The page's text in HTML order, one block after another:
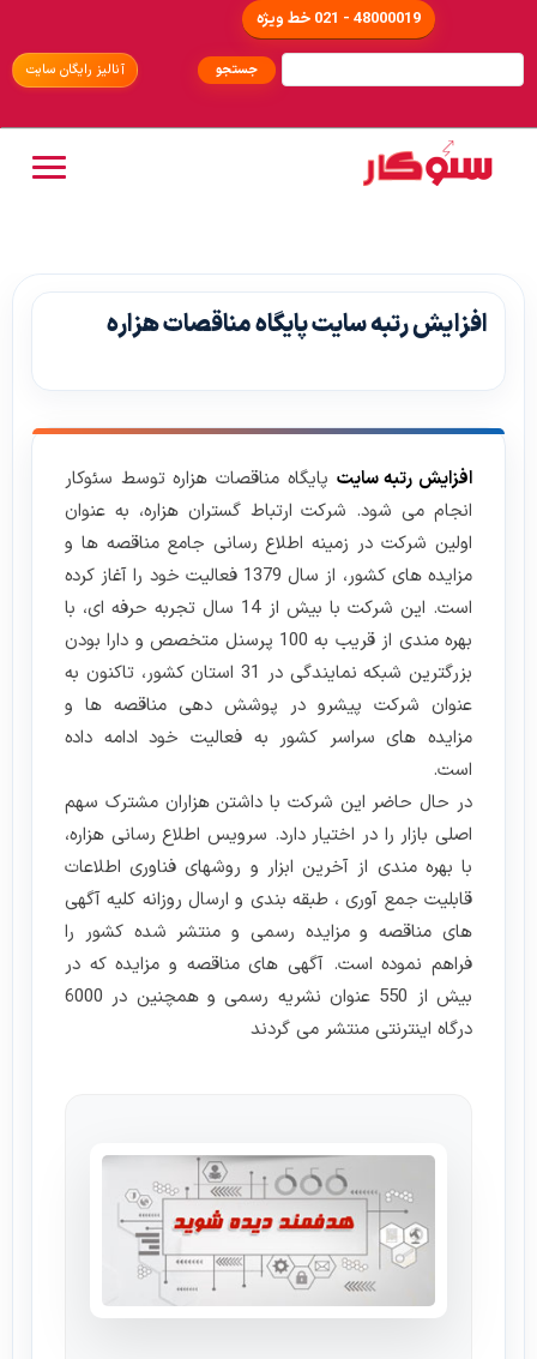
48000019 - 021 خط ویژه
آنالیز رایگان سایت
افزایش رتبه سایت پایگاه مناقصات هزاره
افزایش رتبه سایت پایگاه مناقصات هزاره توسط سئوکار
انجام می شود. شرکت ارتباط گستران هزاره، به عنوان
اولین شرکت در زمینه اطلاع رسانی جامع مناقصه ها و
مزایده های کشور، از سال 1379 فعالیت خود را آغاز کرده
است. این شرکت با بیش از 14 سال تجربه حرفه ای، با
بهره مندی از قریب به 100 پرسنل متخصص و دارا بودن
بزرگترین شبکه نمایندگی در 31 استان کشور، تاکنون به
عنوان شرکت پیشرو در پوشش دهی مناقصه ها و
مزایده های سراسر کشور به فعالیت خود ادامه داده
است.
در حال حاضر این شرکت با داشتن هزاران مشترک سهم
اصلی بازار را در اختیار دارد. سرویس اطلاع رسانی هزاره،
با بهره مندی از آخرین ابزار و روشهای فناوری اطلاعات
قابلیت جمع آوری ، طبقه بندی و ارسال روزانه کلیه آگهی
های مناقصه و مزایده رسمی و منتشر شده کشور را
فراهم نموده است. آگهی های مناقصه و مزایده که در
بیش از 550 عنوان نشریه رسمی و همچنین در 6000
درگاه اینترنتی منتشر می گردند